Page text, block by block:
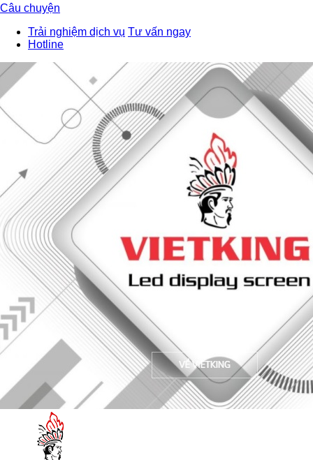
Câu chuyện
Trải nghiệm dịch vụ Tư vấn ngay
Hotline